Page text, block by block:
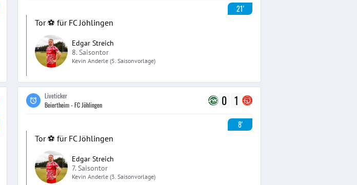
21'
Tor ⚽️ für FC Jöhlingen
Edgar Streich
8. Saisontor
Kevin Anderle (5. Saisonvorlage)
Liveticker
Beiertheim - FC Jöhlingen
0 1
8'
Tor ⚽️ für FC Jöhlingen
Edgar Streich
7. Saisontor
Kevin Anderle (3. Saisonvorlage)